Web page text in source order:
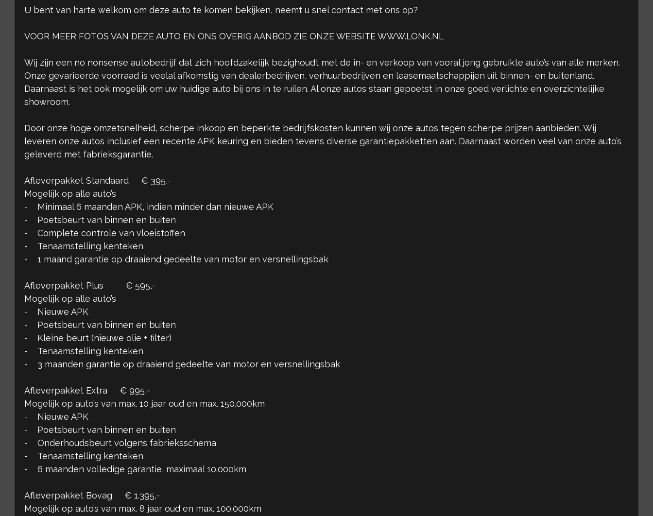
U bent van harte welkom om deze auto te komen bekijken, neemt u snel contact met ons op?
VOOR MEER FOTOS VAN DEZE AUTO EN ONS OVERIG AANBOD ZIE ONZE WEBSITE WWW.LONK.NL
Wij zijn een no nonsense autobedrijf dat zich hoofdzakelijk bezighoudt met de in- en verkoop van vooral jong gebruikte auto’s van alle merken.
Onze gevarieerde voorraad is veelal afkomstig van dealerbedrijven, verhuurbedrijven en leasemaatschappijen uit binnen- en buitenland.
Daarnaast is het ook mogelijk om uw huidige auto bij ons in te ruilen. Al onze autos staan gepoetst in onze goed verlichte en overzichtelijke
showroom.
Door onze hoge omzetsnelheid, scherpe inkoop en beperkte bedrijfskosten kunnen wij onze autos tegen scherpe prijzen aanbieden. Wij
leveren onze autos inclusief een recente APK keuring en bieden tevens diverse garantiepakketten aan. Daarnaast worden veel van onze auto’s
geleverd met fabrieksgarantie.
Afleverpakket Standaard € 395,-
Mogelijk op alle auto’s
- Minimaal 6 maanden APK, indien minder dan nieuwe APK
- Poetsbeurt van binnen en buiten
- Complete controle van vloeistoffen
- Tenaamstelling kenteken
- 1 maand garantie op draaiend gedeelte van motor en versnellingsbak
Afleverpakket Plus € 595,-
Mogelijk op alle auto’s
- Nieuwe APK
- Poetsbeurt van binnen en buiten
- Kleine beurt (nieuwe olie + filter)
- Tenaamstelling kenteken
- 3 maanden garantie op draaiend gedeelte van motor en versnellingsbak
Afleverpakket Extra € 995,-
Mogelijk op auto’s van max. 10 jaar oud en max. 150.000km
- Nieuwe APK
- Poetsbeurt van binnen en buiten
- Onderhoudsbeurt volgens fabrieksschema
- Tenaamstelling kenteken
- 6 maanden volledige garantie, maximaal 10.000km
Afleverpakket Bovag € 1.395,-
Mogelijk op auto’s van max. 8 jaar oud en max. 100.000km